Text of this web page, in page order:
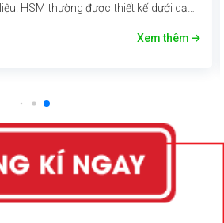
HSM thường được thiết kế dưới dạng
Thiết bị HSM đáp ứng các yêu
Xem thêm